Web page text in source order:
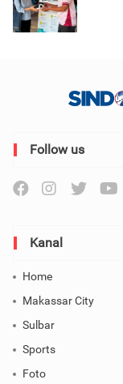
Follow us
Kanal
Home
Makassar City
Sulbar
Sports
Foto